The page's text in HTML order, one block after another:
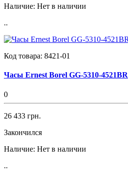
Наличие: Нет в наличии
..
Код товара: 8421-01
Часы Ernest Borel GG-5310-4521BR
0
26 433 грн.
Закончился
Наличие: Нет в наличии
..